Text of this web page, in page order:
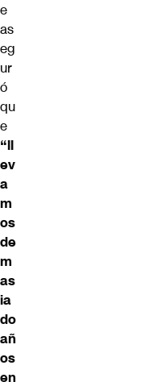
e
as
eg
ur
ó
qu
e
“ll
ev
a
m
os
de
m
as
ia
do
añ
os
en